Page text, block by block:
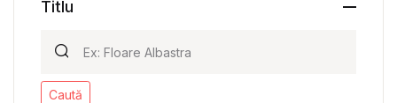
Titlu
Caută